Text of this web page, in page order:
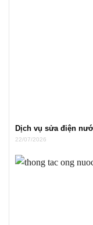
Dịch vụ sửa điện
22/07/2026